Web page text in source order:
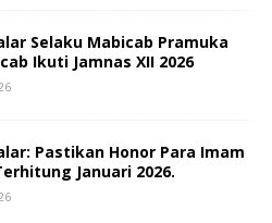
Selaku Mabicab Pramuka
Ikuti Jamnas XII 2026
Pastikan Honor Para Imam
Januari 2026.